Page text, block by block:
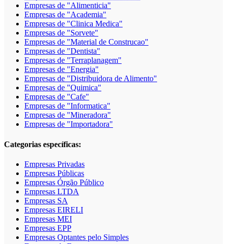
Empresas de "Alimenticia"
Empresas de "Academia"
Empresas de "Clinica Medica"
Empresas de "Sorvete"
Empresas de "Material de Construcao"
Empresas de "Dentista"
Empresas de "Terraplanagem"
Empresas de "Energia"
Empresas de "Distribuidora de Alimento"
Empresas de "Quimica"
Empresas de "Cafe"
Empresas de "Informatica"
Empresas de "Mineradora"
Empresas de "Importadora"
Categorias específicas:
Empresas Privadas
Empresas Públicas
Empresas Órgão Público
Empresas LTDA
Empresas SA
Empresas EIRELI
Empresas MEI
Empresas EPP
Empresas Optantes pelo Simples